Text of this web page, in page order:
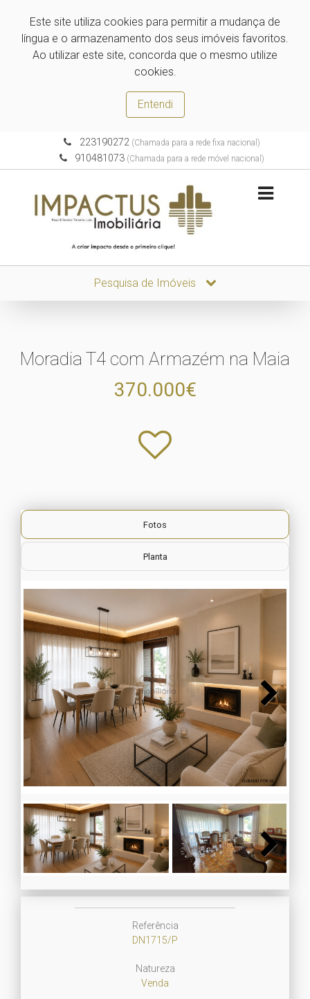
Este site utiliza cookies para permitir a mudança de
língua e o armazenamento dos seus imóveis favoritos.
Ao utilizar este site, concorda que o mesmo utilize
cookies.
Entendi
223190272(Chamada para a rede fixa nacional)
910481073 (Chamada para a rede móvel nacional)
Pesquisa de Imóveis
Moradia T4 com Armazém na Maia
370.000€
Fotos
Planta
Next
Next
Referência
DN1715/P
Natureza
Venda